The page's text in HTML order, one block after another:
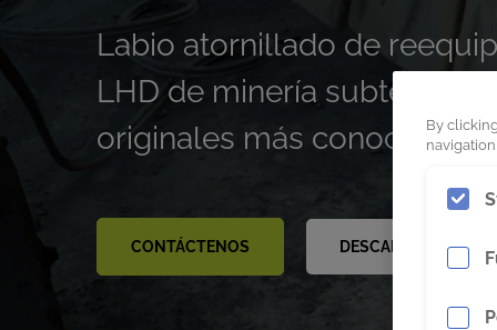
Labio atornillado de
LHD de minería
originales más conocidos.
CONTÁCTENOS DESCARGAR EL
By